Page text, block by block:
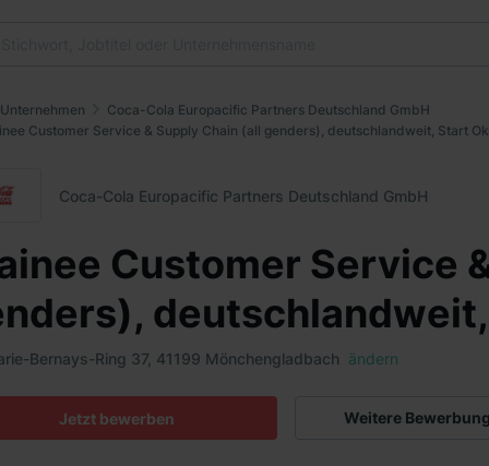
Unternehmen
Coca-Cola Europacific Partners Deutschland GmbH
Customer Service & Supply Chain (all genders), deutschlandweit, Start
Coca-Cola Europacific Partners Deutschland GmbH
Customer Service
Bernays-Ring 37, 41199 Mönchengladbach ändern
Jetzt bewerben Weitere